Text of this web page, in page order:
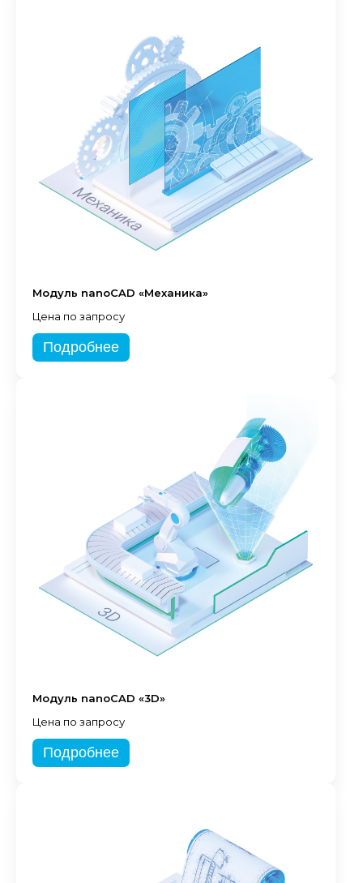
Модуль nanoCAD «Механика»
Цена по запросу
Подробнее
Модуль nanoCAD «3D»
Цена по запросу
Подробнее